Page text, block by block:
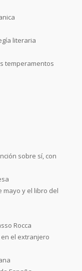
literaria
temperamentos
sobre sí, con
mayo y el libro del
Rocca
el extranjero